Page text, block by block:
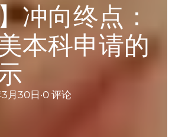
冲向终点：
本科申请的
月30日·0 评论